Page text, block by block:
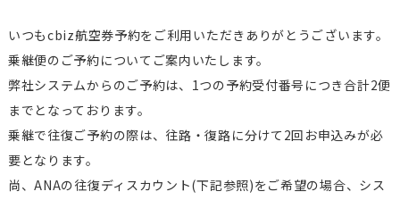
いつもcbiz航空券予約をご利用いただきありがとうございます。
乗継便のご予約についてご案内いたします。
弊社システムからのご予約は、1つの予約受付番号につき合計2便
までとなっております。
乗継で往復ご予約の際は、往路・復路に分けて2回お申込みが必
要となります。
尚、ANAの往復ディスカウント(下記参照)をご希望の場合、シス